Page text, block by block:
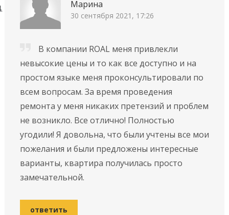
Марина
30 сентября 2021, 17:26
В компании ROAL меня привлекли
невысокие цены и то как все доступно и на
простом языке меня проконсультировали по
всем вопросам. За время проведения
ремонта у меня никаких претензий и проблем
не возникло. Все отлично! Полностью
угодили! Я довольна, что были учтены все мои
пожелания и были предложены интересные
варианты, квартира получилась просто
замечательной.
ответить